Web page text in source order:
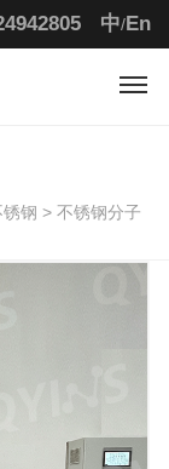
中/En
锈钢 > 不锈钢分子